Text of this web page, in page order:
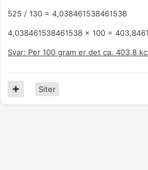
525 / 130 = 4,038461538461538
4,038461538461538 x 100 =
Svar: Per 100 gram er det ca. 403,8
Siter